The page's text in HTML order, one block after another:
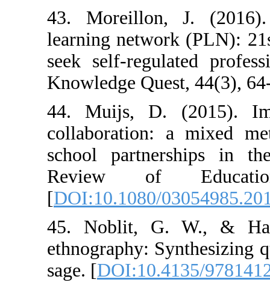
43.
learning
seek self-
Knowledge
44. Muijs, D.
collaboration:
school
Review of
[DOI:10.1080/
45. Noblit,
ethnography:
sage. [